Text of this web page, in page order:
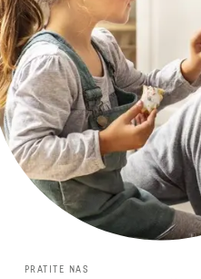
PRATITE NAS